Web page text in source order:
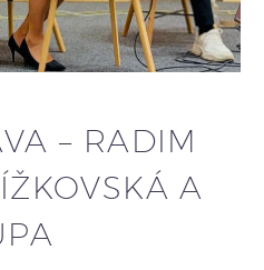
– RADIM
A